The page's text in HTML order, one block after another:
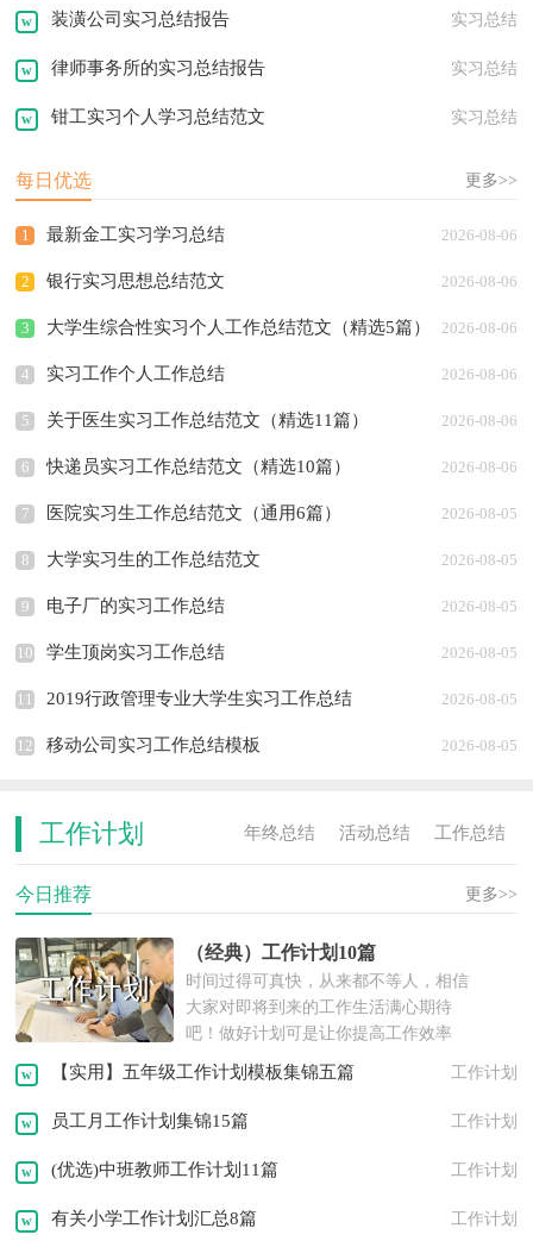
装潢公司实习总结报告 实习总结
律师事务所的实习总结报告 实习总结
钳工实习个人学习总结范文 实习总结
每日优选 更多>>
1 最新金工实习学习总结 2026-08-06
2 银行实习思想总结范文 2026-08-06
3 大学生综合性实习个人工作总结范文（精选5篇） 2026-08-06
4 实习工作个人工作总结 2026-08-06
5 关于医生实习工作总结范文（精选11篇） 2026-08-06
6 快递员实习工作总结范文（精选10篇） 2026-08-06
7 医院实习生工作总结范文（通用6篇） 2026-08-05
8 大学实习生的工作总结范文 2026-08-05
9 电子厂的实习工作总结 2026-08-05
10 学生顶岗实习工作总结 2026-08-05
11 2019行政管理专业大学生实习工作总结 2026-08-05
12 移动公司实习工作总结模板 2026-08-05
工作计划 工作总结
活动总结
年终总结
实习总结
工作报告
实践报告
实习报告
离职报告
述职报告
工作方案
活动方案
策划书
今日推荐 更多>>
（经典）工作计划10篇
时间过得可真快，从来都不等人，相信
大家对即将到来的工作生活满心期待
吧！做好计划可是让你提高工作效率
【实用】五年级工作计划模板集锦五篇 工作计划
员工月工作计划集锦15篇 工作计划
(优选)中班教师工作计划11篇 工作计划
有关小学工作计划汇总8篇 工作计划